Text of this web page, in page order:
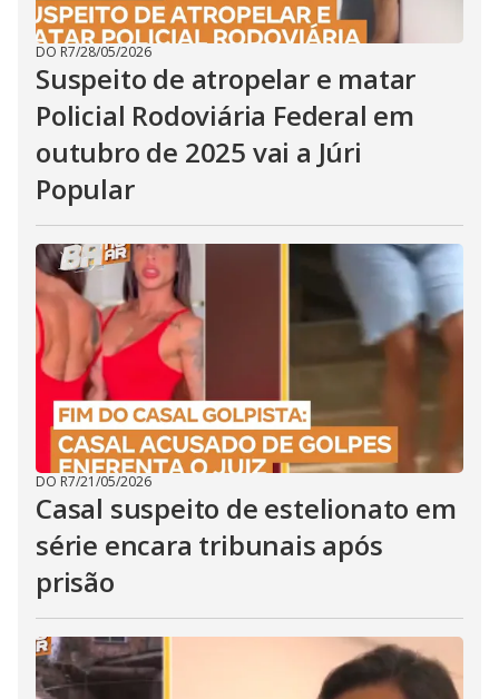
DO R7/28/05/2026
Suspeito de atropelar e matar
Policial Rodoviária Federal em
outubro de 2025 vai a Júri
Popular
DO R7/21/05/2026
Casal suspeito de estelionato em
série encara tribunais após
prisão